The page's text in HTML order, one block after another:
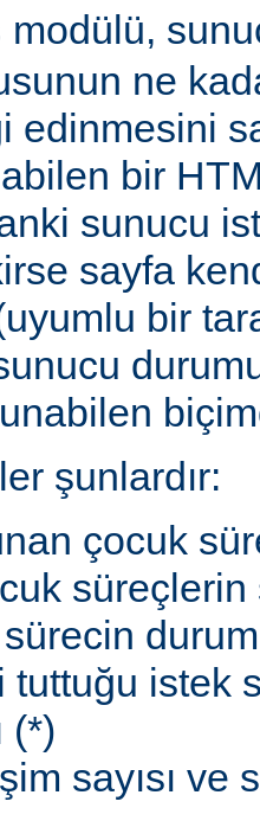
modülü,
ne
edinmesini
bir
sunucu
sayfa
bir
şunlardır:
çocuk
süreçlerin
istek
(*)
sayısı ve